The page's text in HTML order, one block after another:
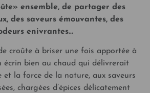
ensemble, de partager des
des saveurs émouvantes, des
enivrantes…
croûte à briser une fois apportée à
écrin bien au chaud qui délivrerait
et la force de la nature, aux saveurs
chargées d’épices délicatement